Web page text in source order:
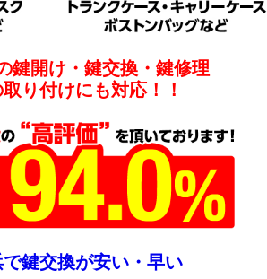
鍵開け・鍵交換・鍵修理
り付けにも対応！！
鍵交換が安い・早い